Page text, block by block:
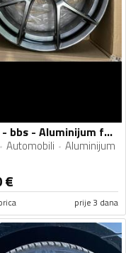
BBS - bbs - Aluminijum felne
Automobili Aluminijum
€
prije 3 dana